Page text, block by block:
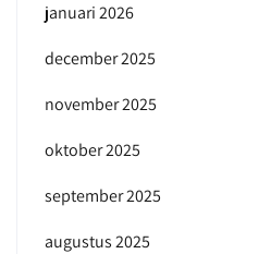
januari 2026
december 2025
november 2025
oktober 2025
september 2025
augustus 2025